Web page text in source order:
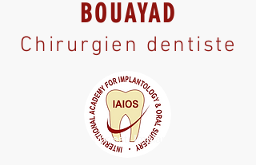
BOUAYAD
Chirurgien dentiste
Dentiste à Saint priest, Implantologie, Greffe